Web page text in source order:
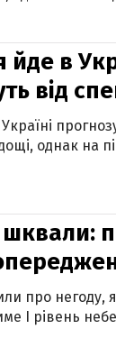
в
від
однак на
шквали:
про негоду,
І рівень